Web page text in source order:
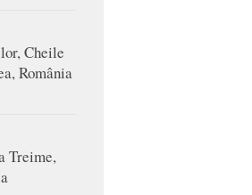
Cheile
România
Treime,